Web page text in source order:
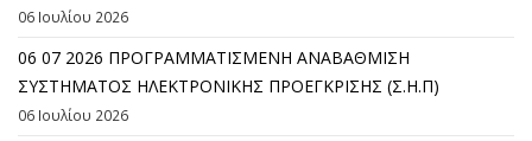
06 Ιουλίου 2026
06 07 2026 ΠΡΟΓΡΑΜΜΑΤΙΣΜΕΝΗ ΑΝΑΒΑΘΜΙΣΗ
ΣΥΣΤΗΜΑΤΟΣ ΗΛΕΚΤΡΟΝΙΚΗΣ ΠΡΟΕΓΚΡΙΣΗΣ (Σ.Η.Π)
06 Ιουλίου 2026